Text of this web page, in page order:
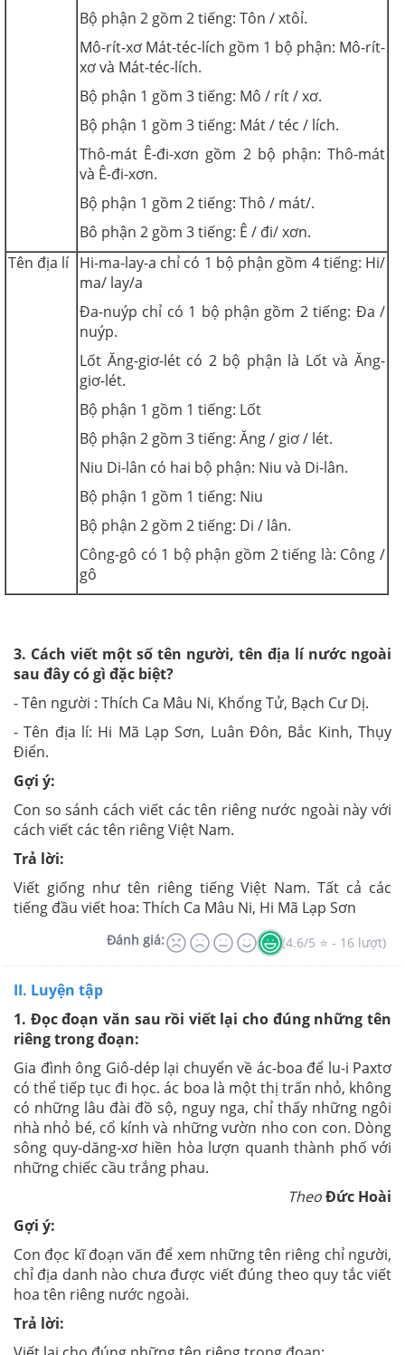
Bộ phận 2 gồm 2 tiếng: Tôn / xtôỉ.
Mô-rít-xơ Mát-téc-lích gồm 1 bộ phận: Mô-rít-
xơ và Mát-téc-lích.
Bộ phận 1 gồm 3 tiếng: Mô / rít / xơ.
Bộ phận 1 gồm 3 tiếng: Mát / téc / lích.
Thô-mát Ê-đi-xơn gồm 2 bộ phận: Thô-mát
và Ê-đi-xơn.
Bộ phận 1 gồm 2 tiếng: Thô / mát/.
Bô phận 2 gồm 3 tiếng: Ê / đi/ xơn.
Tên địa lí Hi-ma-lay-a chỉ có 1 bộ phận gồm 4 tiếng: Hi/
ma/ lay/a
Đa-nuýp chỉ có 1 bộ phận gồm 2 tiếng: Đa /
nuýp.
Lốt Ăng-giơ-lét có 2 bộ phận là Lốt và Ăng-
giơ-lét.
Bộ phận 1 gồm 1 tiếng: Lốt
Bộ phận 2 gồm 3 tiếng: Ăng / giơ / lét.
Niu Di-lân có hai bộ phận: Niu và Di-lân.
Bộ phận 1 gồm 1 tiếng: Niu
Bộ phận 2 gồm 2 tiếng: Di / lân.
Công-gô có 1 bộ phận gồm 2 tiếng là: Công /
gô
3. Cách viết một số tên người, tên địa lí nước ngoài
sau đây có gì đặc biệt?
- Tên người : Thích Ca Mâu Ni, Khổng Tử, Bạch Cư Dị.
- Tên địa lí: Hi Mã Lạp Sơn, Luân Đôn, Bắc Kinh, Thụy
Điển.
Gợi ý:
Con so sánh cách viết các tên riêng nước ngoài này với
cách viết các tên riêng Việt Nam.
Trả lời:
Viết giống như tên riêng tiếng Việt Nam. Tất cả các
tiếng đầu viết hoa: Thích Ca Mâu Ni, Hi Mã Lạp Sơn
Đánh giá: (4.6/5 ⭐ - 16 lượt)
II. Luyện tập
1. Đọc đoạn văn sau rồi viết lại cho đúng những tên
riêng trong đoạn:
Gia đình ông Giô-dép lại chuyển về ác-boa để lu-i Paxtơ
có thể tiếp tục đi học. ác boa là một thị trấn nhỏ, không
có những lâu đài đồ sộ, nguy nga, chỉ thấy những ngôi
nhà nhỏ bé, cổ kính và những vườn nho con con. Dòng
sông quy-dăng-xơ hiền hòa lượn quanh thành phố với
những chiếc cầu trắng phau.
TheoĐức Hoài
Gợi ý:
Con đọc kĩ đoạn văn để xem những tên riêng chỉ người,
chỉ địa danh nào chưa được viết đúng theo quy tắc viết
hoa tên riêng nước ngoài.
Trả lời: